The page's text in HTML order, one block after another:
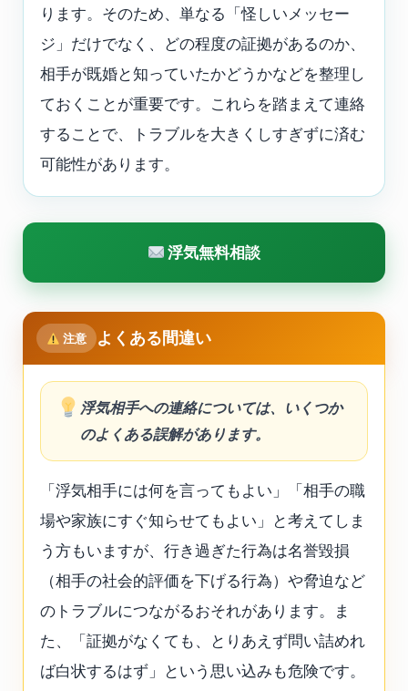
ります。そのため、単なる「怪しいメッセー
ジ」だけでなく、どの程度の証拠があるのか、
相手が既婚と知っていたかどうかなどを整理し
ておくことが重要です。これらを踏まえて連絡
することで、トラブルを大きくしすぎずに済む
可能性があります。
浮気無料相談
注意 よくある間違い
浮気相手への連絡については、いくつか
のよくある誤解があります。
「浮気相手には何を言ってもよい」「相手の職
場や家族にすぐ知らせてもよい」と考えてしま
う方もいますが、行き過ぎた行為は名誉毀損
（相手の社会的評価を下げる行為）や脅迫など
のトラブルにつながるおそれがあります。ま
た、「証拠がなくても、とりあえず問い詰めれ
ば白状するはず」という思い込みも危険です。